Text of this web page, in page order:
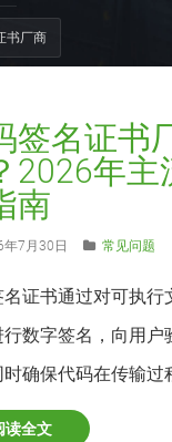
书厂商
签名证书
2026年主
南
7月30日 常见问题
证书通过对可执行
行数字签名，向用户
确保代码在传输过
读全文